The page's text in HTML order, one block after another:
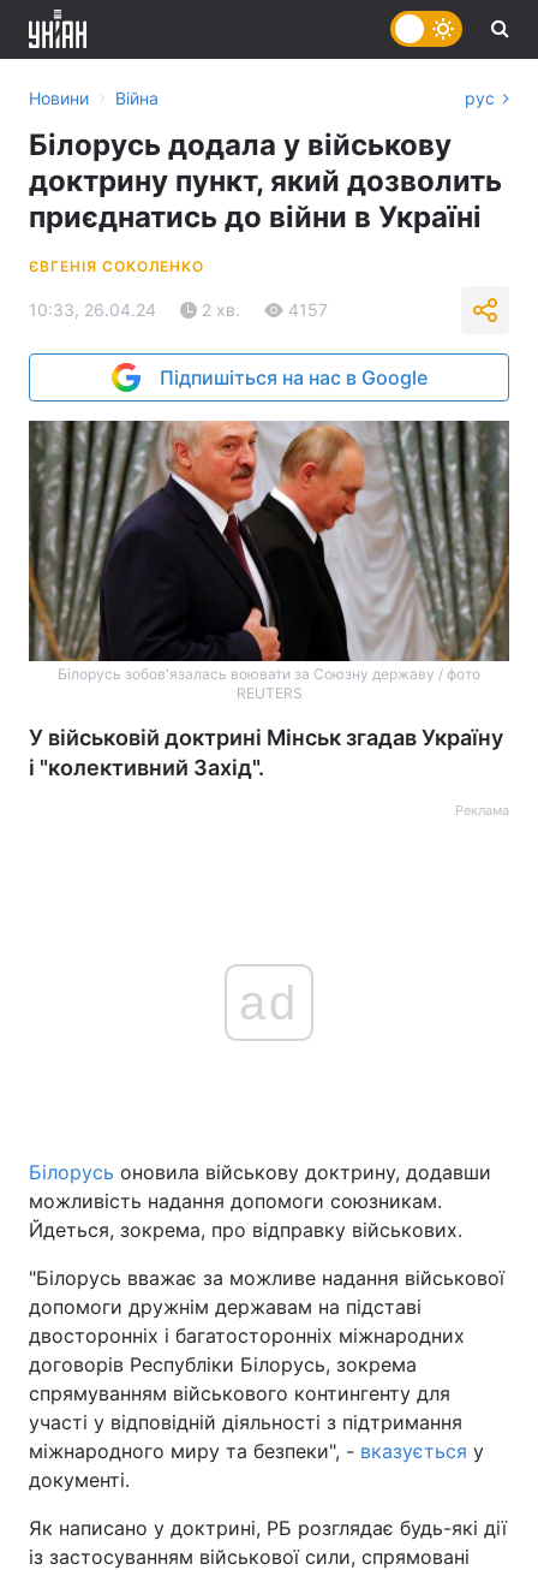
Головна Війна
Україна Політика
Економіка Світ
Спорт Наука
Техно і зв'язок Лайт
Зброя Інциденти
Здоров'я
Цікавинки Погода
Новини › Війна рус
Білорусь додала у військову
доктрину пункт, який дозволить
приєднатись до війни в Україні
ЄВГЕНІЯ СОКОЛЕНКО
10:33, 26.04.24 2 хв. 4157
Підпишіться на нас в Google
Білорусь зобов'язалась воювати за Союзну державу / фото
REUTERS
У військовій доктрині Мінськ згадав Україну
і "колективний Захід".
Реклама
ad
Білорусь оновила військову доктрину, додавши
можливість надання допомоги союзникам.
Йдеться, зокрема, про відправку військових.
"Білорусь вважає за можливе надання військової
допомоги дружнім державам на підставі
двосторонніх і багатосторонніх міжнародних
договорів Республіки Білорусь, зокрема
спрямуванням військового контингенту для
участі у відповідній діяльності з підтримання
міжнародного миру та безпеки", - вказується у
документі.
Як написано у доктрині, РБ розглядає будь-які дії
із застосуванням військової сили, спрямовані